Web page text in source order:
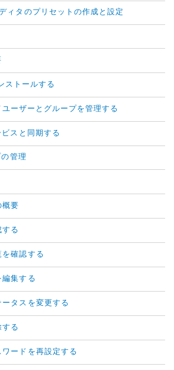
ィタのプリセットの作成と設定
ストールする
ーザーとグループを管理する
スと同期する
管理
概要
する
を確認する
編集する
タスを変更する
する
ードを再設定する